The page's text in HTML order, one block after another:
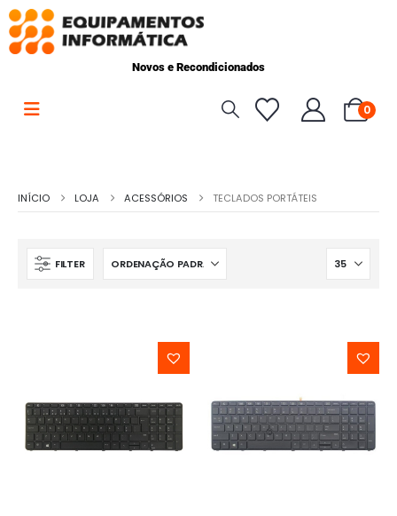
Novos e Recondicionados
0
INÍCIO LOJA ACESSÓRIOS TECLADOS PORTÁTEIS
FILTER